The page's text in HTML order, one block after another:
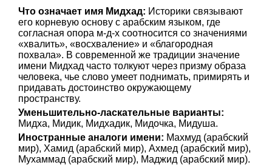
Что означает имя Мидхад: Историки связывают
его корневую основу с арабским языком, где
согласная опора м-д-х соотносится со значениями
«хвалить», «восхваление» и «благородная
похвала». В современной же традиции значение
имени Мидхад часто толкуют через призму образа
человека, чье слово умеет поднимать, примирять и
придавать достоинство окружающему
пространству.
Уменьшительно-ласкательные варианты:
Мидха, Мидик, Мидхадик, Мидочка, Мидуша.
Иностранные аналоги имени: Махмуд (арабский
мир), Хамид (арабский мир), Ахмед (арабский мир),
Мухаммад (арабский мир), Маджид (арабский мир).